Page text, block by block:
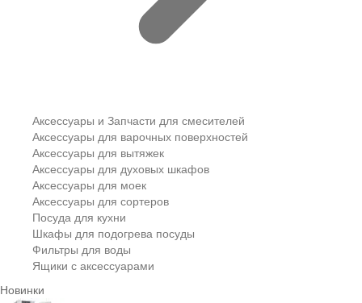
Аксессуары и Запчасти для смесителей
Аксессуары для варочных поверхностей
Аксессуары для вытяжек
Аксессуары для духовых шкафов
Аксессуары для моек
Аксессуары для сортеров
Посуда для кухни
Шкафы для подогрева посуды
Фильтры для воды
Ящики с аксессуарами
Новинки